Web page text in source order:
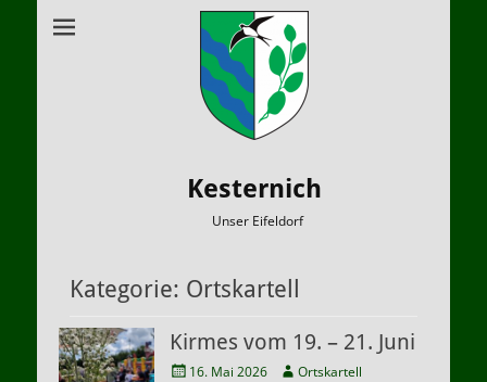
Kesternich
Unser Eifeldorf
Kategorie: Ortskartell
Kirmes vom 19. – 21. Juni
Veröffentlicht
16. Mai 2026 AutorOrtskartell